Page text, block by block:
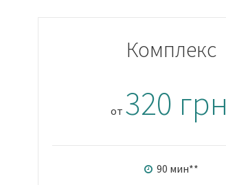
Комплекс
от 320 грн
90 мин**